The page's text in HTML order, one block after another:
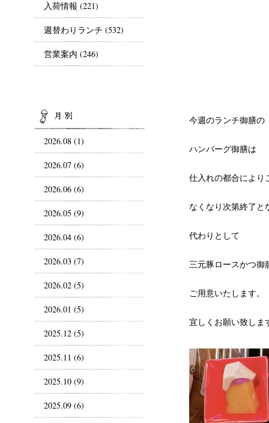
今週のランチ御膳の
ハンバーグ御膳は
仕入れの都合により
なくなり次第終了と
代わりとして
三元豚ロースかつ
ご用意いたします。
宜しくお願い致しま
入荷情報 (221)
週替わりランチ (532)
営業案内 (246)
2026.08 (1)
2026.07 (6)
2026.06 (6)
2026.05 (9)
2026.04 (6)
2026.03 (7)
2026.02 (5)
2026.01 (5)
2025.12 (5)
2025.11 (6)
2025.10 (9)
2025.09 (6)